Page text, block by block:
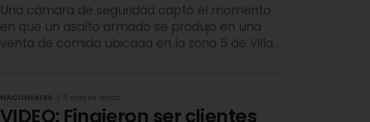
Una cámara de seguridad captó el momento
en que un asalto armado se produjo en una
venta de comida ubicada en la zona 5 de Villa...
NACIONALES 5 meses atrás
VIDEO: Fingieron ser clientes